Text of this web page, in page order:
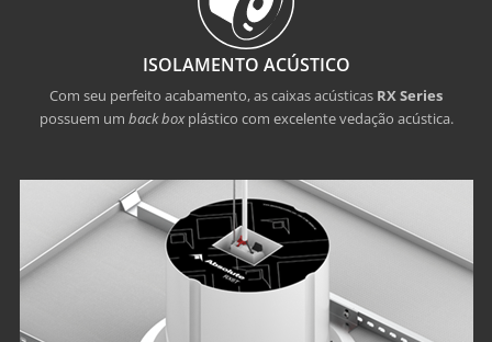
ISOLAMENTO ACÚSTICO
Com seu perfeito acabamento, as caixas acústicas RX Series
possuem um back boxplástico com excelente vedação acústica.